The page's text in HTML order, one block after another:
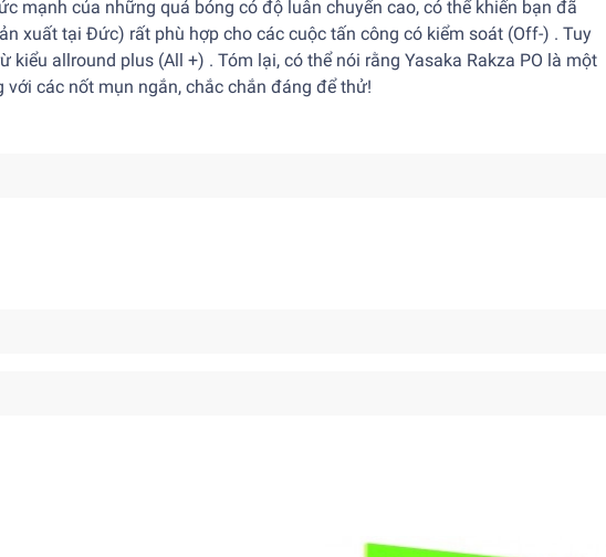
mạnh của những quả bóng có độ luân chuyển cao, có thể khiến bạn đã
xuất tại Đức) rất phù hợp cho các cuộc tấn công có kiểm soát (Off-) . Tuy
kiểu allround plus (All +) . Tóm lại, có thể nói rằng Yasaka Rakza PO là một
các nốt mụn ngắn, chắc chắn đáng để thử!